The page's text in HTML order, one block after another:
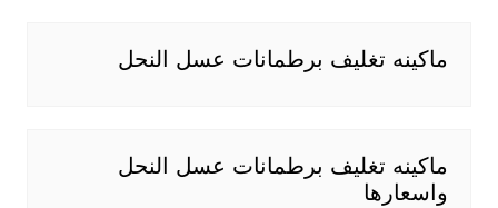
ماكينه تغليف برطمانات عسل النحل
ماكينه تغليف برطمانات عسل النحل
واسعارها